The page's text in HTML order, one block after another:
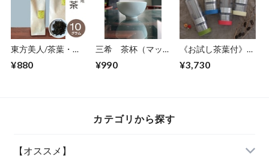
東方美人/茶葉・
¥880
三希 茶杯（マット
¥990
《お試し茶葉付》テ
濃さを調整できる】
¥3,730
カテゴリから探す
【オススメ】